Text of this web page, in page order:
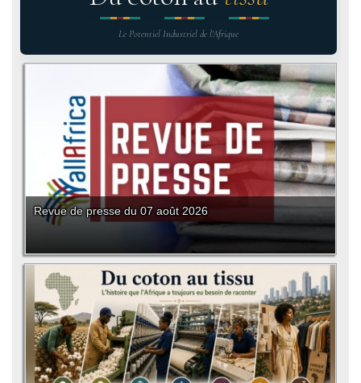
Le Potentiel Industriel de l'Afrique
Revue de presse du 07 août 2026